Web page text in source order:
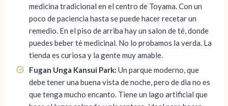
medicina tradicional en el centro de Toyama. Con un
poco de paciencia hasta se puede hacer recetar un
remedio. En el piso de arriba hay un salon de té, donde
puedes beber té medicinal. No lo probamos la verda. La
tienda es curiosa y la gente muy amable.
Fugan Unga Kansui Park: Un parque moderno, que
debe tener una buena vista de noche, pero de dia no es
que tenga mucho encanto. Tiene un lago artificial que